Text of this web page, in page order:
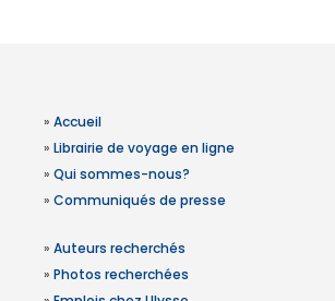
» Accueil
» Librairie de voyage en ligne
» Qui sommes-nous?
» Communiqués de presse
» Auteurs recherchés
» Photos recherchées